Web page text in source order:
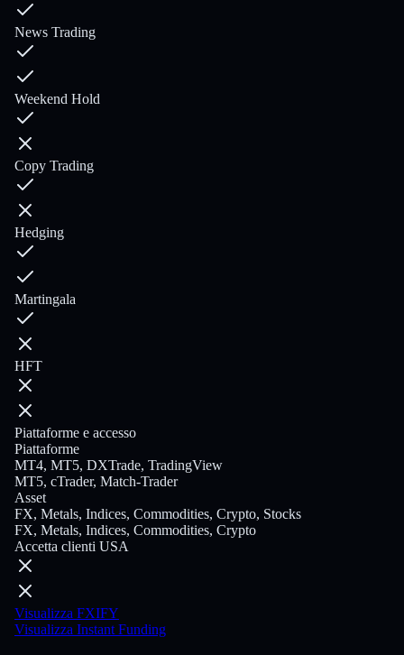
News Trading
Weekend Hold
Copy Trading
Hedging
Martingala
HFT
Piattaforme e accesso
Piattaforme
MT4, MT5, DXTrade, TradingView
MT5, cTrader, Match-Trader
Asset
FX, Metals, Indices, Commodities, Crypto, Stocks
FX, Metals, Indices, Commodities, Crypto
Accetta clienti USA
Visualizza FXIFY
Visualizza Instant Funding